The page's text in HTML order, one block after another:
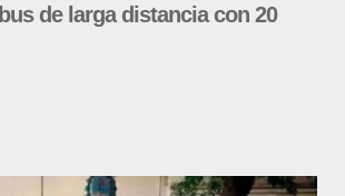
de larga distancia con 20